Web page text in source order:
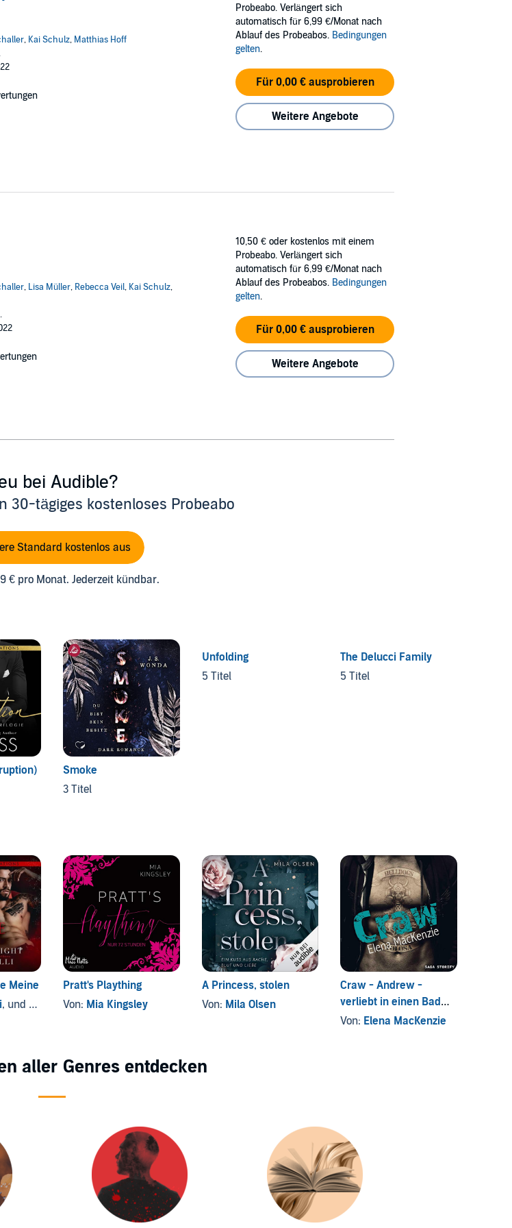
, Kai Schulz, Matthias Hoff
Probeabo. Verlängert sich
automatisch für 6,99 €/Monat nach
Ablauf des Probeabos. Bedingungen
gelten.
Für 0,00 € ausprobieren
Weitere Angebote
, Lisa Müller, Rebecca Veil, Kai Schulz,
10,50 € oder kostenlos mit einem
Probeabo. Verlängert sich
automatisch für 6,99 €/Monat nach
Ablauf des Probeabos. Bedingungen
gelten.
Für 0,00 € ausprobieren
Weitere Angebote
bei Audible?
30-tägiges kostenloses Probeabo
Standard kostenlos aus
€ pro Monat. Jederzeit kündbar.
Smoke
3 Titel
Unfolding
5 Titel
The Delucci Family
5 Titel
Meine
, und andere
Pratt's Plaything
Von: Mia Kingsley
A Princess, stolen
Von: Mila Olsen
Craw - Andrew -
verliebt in einen Bad
Boy
Von: Elena MacKenzie
aller Genres entdecken